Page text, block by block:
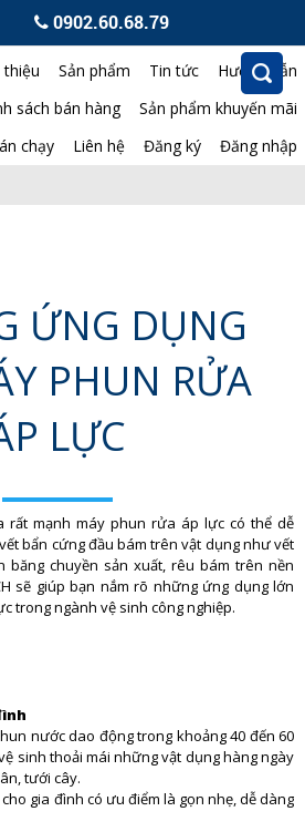
0902.60.68.79
thiệu Sản phẩm Tin tức
Hướng dẫn
sách bán hàng
Sản phẩm khuyến mãi
chạy
Liên hệ Đăng ký Đăng nhập
ỨNG DỤNG
PHUN RỬA
LỰC
rất mạnh máy phun rửa áp lực có thể dễ
bẩn cứng đầu bám trên vật dụng như vết
chuyền sản xuất, rêu bám trên nền
sẽ giúp bạn nắm rõ những ứng dụng lớn
trong ngành vệ sinh công nghiệp.
nước dao động trong khoảng 40 đến 60
sinh thoải mái những vật dụng hàng ngày
tưới cây.
gia đình có ưu điểm là gọn nhẹ, dễ dàng